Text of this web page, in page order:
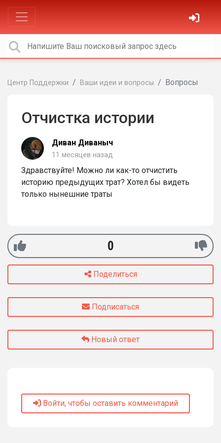
Центр Поддержки Ваши идеи и вопросы Вопросы
Отчистка истории
Диван Диваныч
11 месяцев назад
Здравствуйте! Можно ли как-то отчистить
историю предыдущих трат? Хотел бы видеть
только нынешние траты
0
Поделиться
Подписаться
Новый ответ
Войти, чтобы оставить комментарий